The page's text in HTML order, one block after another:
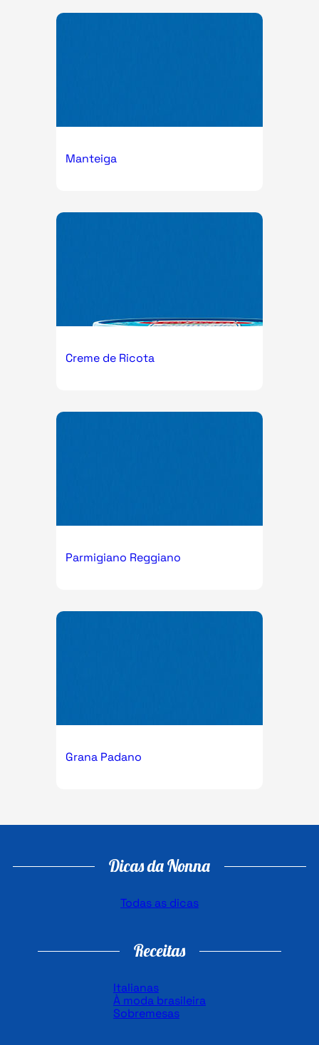
Manteiga
Creme de Ricota
Parmigiano Reggiano
Grana Padano
Dicas da Nonna
Todas as dicas
Receitas
Italianas
À moda brasileira
Sobremesas